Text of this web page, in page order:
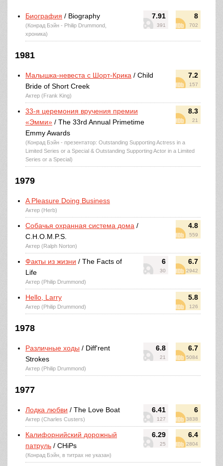
7.91
391
8
702
Биография / Biography
(Конрад Бэйн - Philip Drummond,
хроника)
1981
7.2
157
Малышка-невеста с Шорт-Крика / Child
Bride of Short Creek
Актер (Frank King)
8.3
21
33-я церемония вручения премии
«Эмми» / The 33rd Annual Primetime
Emmy Awards
(Конрад Бэйн - презентатор: Outstanding Supporting Actress in a
Limited Series or a Special & Outstanding Supporting Actor in a Limited
Series or a Special)
1979
A Pleasure Doing Business
Актер (Herb)
4.8
559
Собачья охранная система дома /
C.H.O.M.P.S.
Актер (Ralph Norton)
6
30
6.7
2942
Факты из жизни / The Facts of
Life
Актер (Philip Drummond)
5.8
126
Hello, Larry
Актер (Philip Drummond)
1978
6.8
21
6.7
5084
Различные ходы / Diff'rent
Strokes
Актер (Philip Drummond)
1977
6.41
127
6
3838
Лодка любви / The Love Boat
Актер (Charles Custers)
6.29
25
6.4
2804
Калифорнийский дорожный
патруль / CHiPs
(Конрад Бэйн, в титрах не указан)